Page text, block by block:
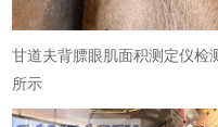
甘道夫背膘眼肌面积测定仪检
所示